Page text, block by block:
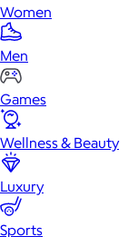
Women
Men
Games
Wellness & Beauty
Luxury
Sports